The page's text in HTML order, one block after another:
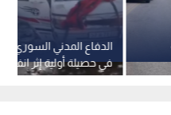
الدفاع المدني
في حصيلة أولية إثر
دمشق